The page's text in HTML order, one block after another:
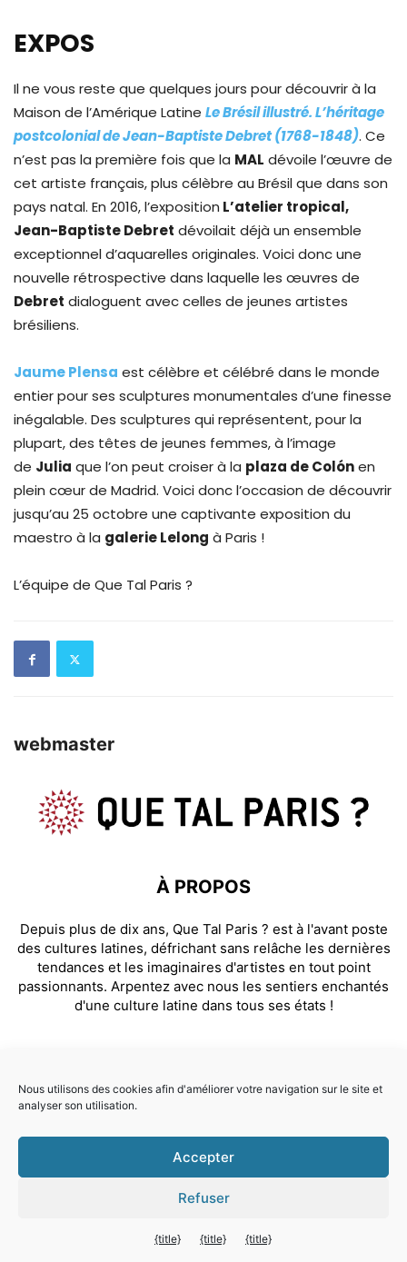
EXPOS
Il ne vous reste que quelques jours pour découvrir à la
Maison de l’Amérique Latine Le Brésil illustré. L’héritage
postcolonial de Jean-Baptiste Debret (1768-1848). Ce
n’est pas la première fois que la MAL dévoile l’œuvre de
cet artiste français, plus célèbre au Brésil que dans son
pays natal. En 2016, l’exposition L’atelier tropical,
Jean-Baptiste Debret dévoilait déjà un ensemble
exceptionnel d’aquarelles originales. Voici donc une
nouvelle rétrospective dans laquelle les œuvres de
Debret dialoguent avec celles de jeunes artistes
brésiliens.
Jaume Plensa est célèbre et célébré dans le monde
entier pour ses sculptures monumentales d’une finesse
inégalable. Des sculptures qui représentent, pour la
plupart, des têtes de jeunes femmes, à l’image
de Julia que l’on peut croiser à la plaza de Colónen
plein cœur de Madrid. Voici donc l’occasion de découvrir
jusqu’au 25 octobre une captivante exposition du
maestro à la galerie Lelong à Paris !
L’équipe de Que Tal Paris ?
webmaster
À PROPOS
Depuis plus de dix ans, Que Tal Paris ? est à l'avant poste
des cultures latines, défrichant sans relâche les dernières
tendances et les imaginaires d'artistes en tout point
passionnants. Arpentez avec nous les sentiers enchantés
d'une culture latine dans tous ses états !
© Que Tal Paris ? 2026
Nous utilisons des cookies afin d'améliorer votre navigation sur le site et
analyser son utilisation.
Accepter
Refuser
{title} {title} {title}
Quitter la version mobile